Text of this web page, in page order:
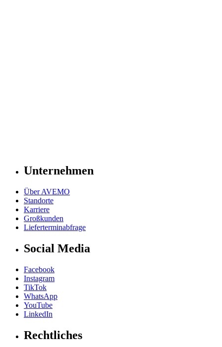
Unternehmen
Über AVEMO
Standorte
Karriere
Großkunden
Lieferterminabfrage
Social Media
Facebook
Instagram
TikTok
WhatsApp
YouTube
LinkedIn
Rechtliches